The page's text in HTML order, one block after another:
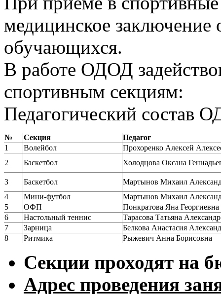
медицинское заключение
обучающихся.
В работе ОДОД
спортивным секциям:
Педагогический состав
№ Секция
Педагог
1
Волейбол
Прохоренко Алексей
2
Баскетбол Холодцова Оксана
3 Баскетбол
Мартынов Михаил
4
Мини-футбол
Мартынов Михаил
5
ОФП
Понкратова Яна Георгиевна
6
Настольный теннис
Тарасова Татьяна
7
Зарница
Белкова Анастасия
8
Ритмика Рыжевич Анна Борисовна
Секции проходят на
Адрес проведения